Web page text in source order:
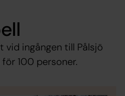
vid ingången till Pålsjö
100 personer.